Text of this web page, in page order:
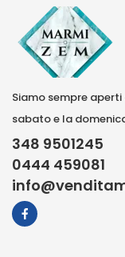
Siamo sempre
sabato e la
348 9501245
0444 459081